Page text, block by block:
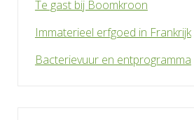
Te gast bij Boomkroon
Immaterieel erfgoed in Frankrijk
Bacterievuur en entprogramma